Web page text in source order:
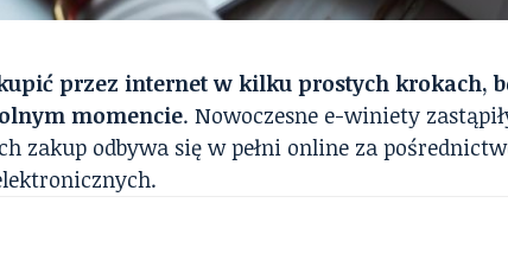
przez internet w kilku prostych krokach,
momencie. Nowoczesne e-winiety
zakup odbywa się w pełni online za